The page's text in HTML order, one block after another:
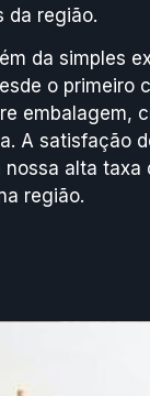
da região.
da simples
o primeiro
embalagem,
A satisfação
nossa alta taxa
região.